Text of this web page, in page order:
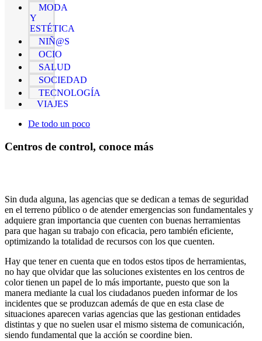
MODA
Y
ESTÉTICA
NIÑ@S
OCIO
SALUD
SOCIEDAD
TECNOLOGÍA
VIAJES
De todo un poco
Centros de control, conoce más
Sin duda alguna, las agencias que se dedican a temas de seguridad
en el terreno público o de atender emergencias son fundamentales y
adquiere gran importancia que cuenten con buenas herramientas
para que hagan su trabajo con eficacia, pero también eficiente,
optimizando la totalidad de recursos con los que cuenten.
Hay que tener en cuenta que en todos estos tipos de herramientas,
no hay que olvidar que las soluciones existentes en los centros de
color tienen un papel de lo más importante, puesto que son la
manera mediante la cual los ciudadanos pueden informar de los
incidentes que se produzcan además de que en esta clase de
situaciones aparecen varias agencias que las gestionan entidades
distintas y que no suelen usar el mismo sistema de comunicación,
siendo fundamental que la acción se coordine bien.